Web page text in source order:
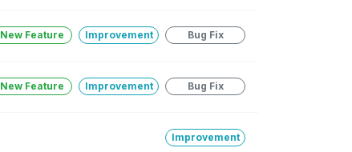
New Feature Improvement Bug Fix
New Feature Improvement Bug Fix
Improvement